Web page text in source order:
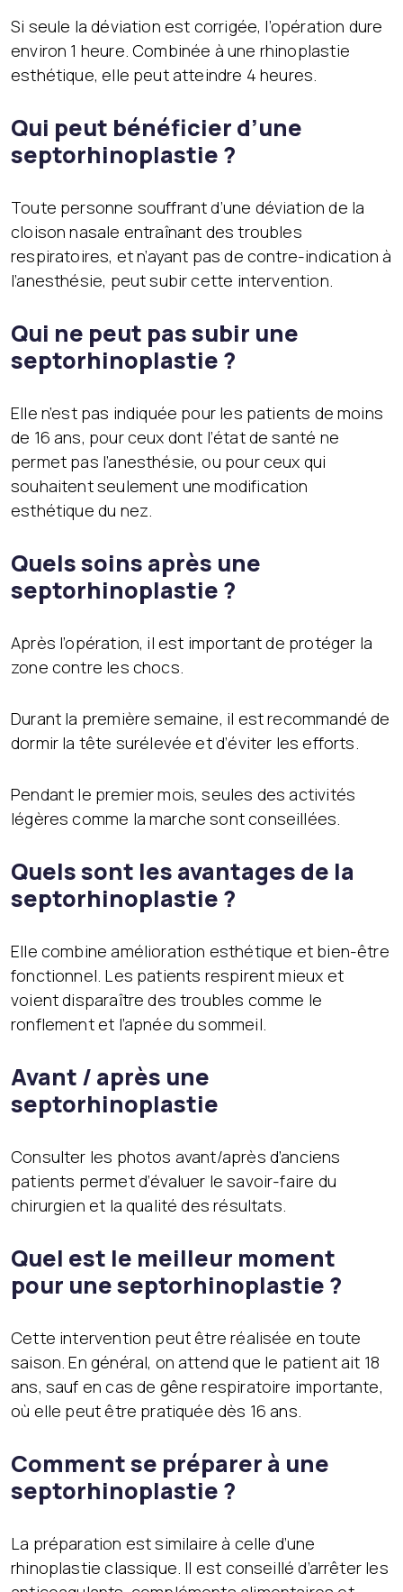
Si seule la déviation est corrigée, l’opération dure
environ 1 heure. Combinée à une rhinoplastie
esthétique, elle peut atteindre 4 heures.
Qui peut bénéficier d’une
septorhinoplastie ?
Toute personne souffrant d’une déviation de la
cloison nasale entraînant des troubles
respiratoires, et n’ayant pas de contre-indication à
l’anesthésie, peut subir cette intervention.
Qui ne peut pas subir une
septorhinoplastie ?
Elle n’est pas indiquée pour les patients de moins
de 16 ans, pour ceux dont l’état de santé ne
permet pas l’anesthésie, ou pour ceux qui
souhaitent seulement une modification
esthétique du nez.
Quels soins après une
septorhinoplastie ?
Après l’opération, il est important de protéger la
zone contre les chocs.
Durant la première semaine, il est recommandé de
dormir la tête surélevée et d’éviter les efforts.
Pendant le premier mois, seules des activités
légères comme la marche sont conseillées.
Quels sont les avantages de la
septorhinoplastie ?
Elle combine amélioration esthétique et bien-être
fonctionnel. Les patients respirent mieux et
voient disparaître des troubles comme le
ronflement et l’apnée du sommeil.
Avant / après une
septorhinoplastie
Consulter les photos avant/après d’anciens
patients permet d’évaluer le savoir-faire du
chirurgien et la qualité des résultats.
Quel est le meilleur moment
pour une septorhinoplastie ?
Cette intervention peut être réalisée en toute
saison. En général, on attend que le patient ait 18
ans, sauf en cas de gêne respiratoire importante,
où elle peut être pratiquée dès 16 ans.
Comment se préparer à une
septorhinoplastie ?
La préparation est similaire à celle d’une
rhinoplastie classique. Il est conseillé d’arrêter les